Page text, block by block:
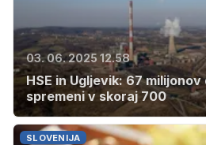
03. 06. 2025 12.58
HSE in Ugljevik: 67
spremeni v skoraj 700
SLOVENIJA